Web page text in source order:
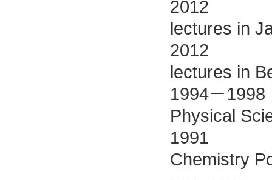
2012
lectures in
2012
lectures in
1994－
Physical
1991
Chemistry